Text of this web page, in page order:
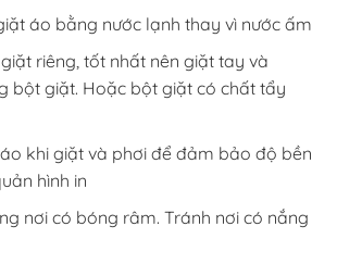
áo bằng nước lạnh thay vì nước ấm
riêng, tốt nhất nên giặt tay và
bột giặt. Hoặc bột giặt có chất tẩy
khi giặt và phơi để đảm bảo độ bền
hình in
nơi có bóng râm. Tránh nơi có nắng